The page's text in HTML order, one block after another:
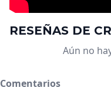
RESEÑAS DE
Aún no
Comentarios